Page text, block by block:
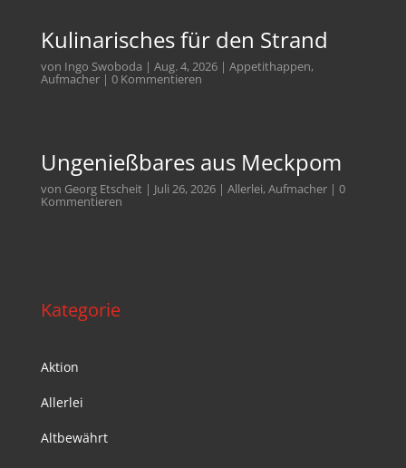
Kulinarisches für den Strand
von Ingo Swoboda | Aug. 4, 2026| Appetithappen,
Aufmacher| 0 Kommentieren
Ungenießbares aus Meckpom
von Georg Etscheit| Juli 26, 2026| Allerlei,Aufmacher| 0
Kommentieren
Kategorie
Aktion
Allerlei
Altbewährt